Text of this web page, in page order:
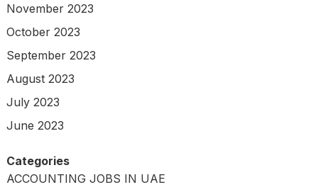
November 2023
October 2023
September 2023
August 2023
July 2023
June 2023
Categories
ACCOUNTING JOBS IN UAE